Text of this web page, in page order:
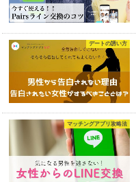
デートの誘い方
マッチングアプリ攻略法